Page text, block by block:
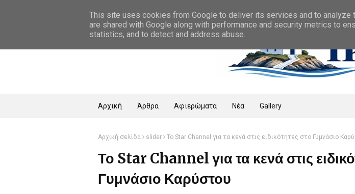
Αρχική Άρθρα Αφιερώματα Νέα Gallery
Αρχική σελίδα slider Το Star Channel για τα κενά στις ειδικότητες στο Γυμνάσιο
Το Star Channel για τα κενά στις
Γυμνάσιο Καρύστου
This site uses cookies from Google to deliver its services and to analyze
are shared with Google along with performance and security metrics to
statistics, and to detect and address abuse.